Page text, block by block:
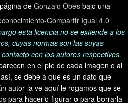
de Gonzalo Obes bajo una
Compartir Igual 4.0
esta licencia no se extiende a los
cuyas normas son las suyas
con los autores respectivos.
en el pie de cada imagen o al
se debe a que es un dato que
autor la ve aquí le rogamos que se
para hacerlo figurar o para borrarla